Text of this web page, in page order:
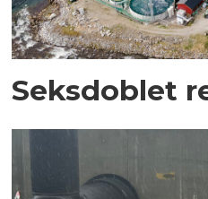
Seksdoblet